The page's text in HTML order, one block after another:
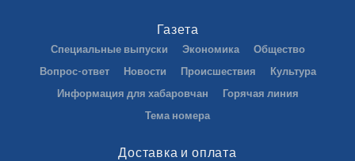
Газета
Специальные выпуски Экономика
Общество
Вопрос-ответ
Новости Происшествия
Культура
Информация для хабаровчан
Горячая линия
Тема номера
Доставка и оплата